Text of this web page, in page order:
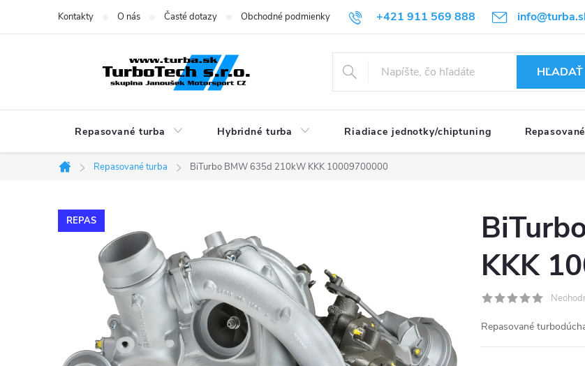
+421 911 569 888
Kontakty O nás Časté dotazy Obchodné podmienky GDPR
HĽADAŤ
Repasované turba Hybridné turba Riadiace jednotky/chiptuning
Domov
Repasované turba BiTurbo BMW 635d 210kW KKK 10009700000
REPAS
KKK
Repasované